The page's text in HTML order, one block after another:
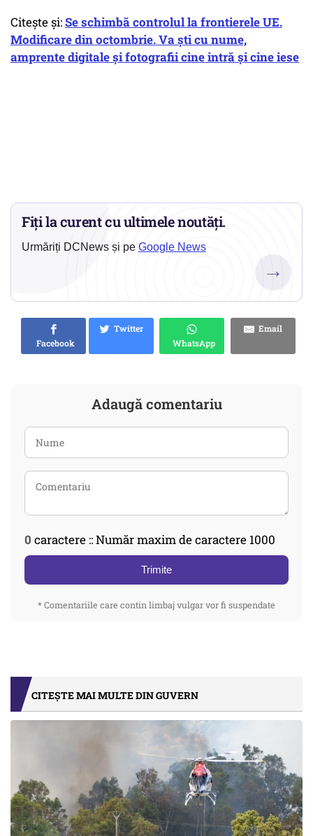
Citește și:Se schimbă controlul la frontierele UE.
Modificare din octombrie. Va ști cu nume,
amprente digitale și fotografii cine intră și cine iese
Fiți la curent cu ultimele noutăți.
Urmăriți DCNews și pe Google News
→
Facebook
Twitter
WhatsApp
Email
Adaugă comentariu
0 caractere :: Număr maxim de caractere 1000
Trimite
* Comentariile care contin limbaj vulgar vor fi suspendate
CITEȘTE MAI MULTE DIN GUVERN